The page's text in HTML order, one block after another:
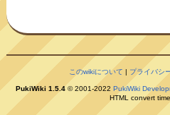
このwikiについて | プライバシ
PukiWiki 1.5.4 © 2001-2022 PukiWiki
HTML convert